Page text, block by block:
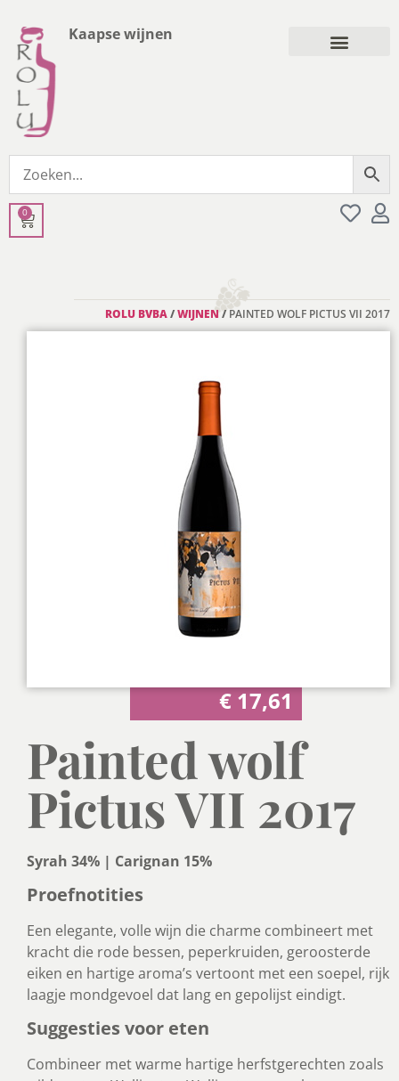
Kaapse wijnen
0
ROLU BVBA/WIJNEN/PAINTED WOLF PICTUS VII 2017
€ 17,61
Painted wolf
Pictus VII 2017
Syrah 34% | Carignan 15%
Proefnotities
Een elegante, volle wijn die charme combineert met
kracht die rode bessen, peperkruiden, geroosterde
eiken en hartige aroma’s vertoont met een soepel, rijk
laagje mondgevoel dat lang en gepolijst eindigt.
Suggesties voor eten
Combineer met warme hartige herfstgerechten zoals